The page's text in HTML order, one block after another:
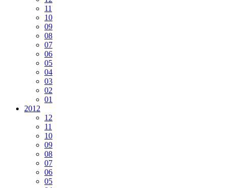
11
10
09
08
07
06
05
04
03
02
01
2012
12
11
10
09
08
07
06
05